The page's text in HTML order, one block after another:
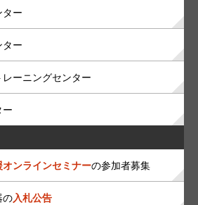
ー
ー
ーニングセンター
ンラインセミナーの参加者募集
の入札公告